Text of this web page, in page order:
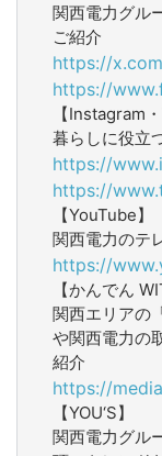
関西電力グル
ご紹介
https://
https://
【Instagram
暮らしに役立
https://
https://
【YouTube】
関西電力のテ
https://
【かんでん
関西エリアの
や関西電力の
紹介
https://
【YOU‘S】
関西電力グル